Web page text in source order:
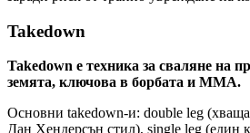
Takedown
Takedown е техника за сваляне на
земята, ключова в борбата и MMA.
Основни takedown-и: double leg
Дан Хендерсън стил), single leg